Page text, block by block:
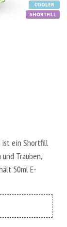
SHORTFILL
COOLER
ist ein Shortfill
Trauben,
50ml E-